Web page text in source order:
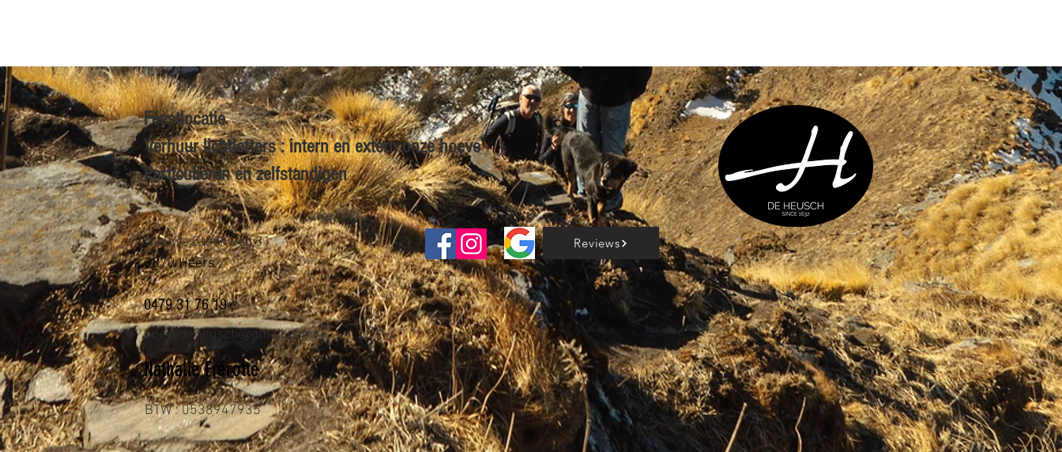
Feestlocatie
Verhuur lichtletters : intern en extern onze hoeve
Particulieren en zelfstandigen
Nieuwe Steenweg 31
3870 Heers
Reviews
BTW : 0538947935
0479 31 76 19
hoevedeheusch@gmail.com
Nathalie Frérotte